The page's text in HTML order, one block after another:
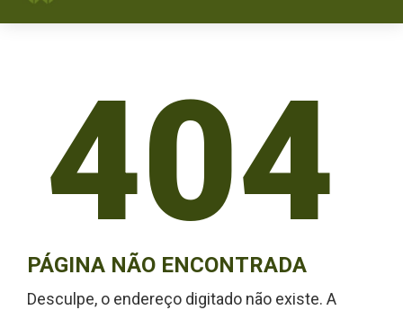
404
PÁGINA NÃO ENCONTRADA
Desculpe, o endereço digitado não existe. A